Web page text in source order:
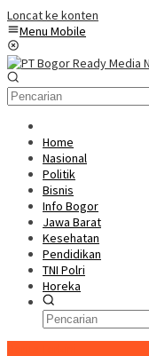
Loncat ke konten
Menu Mobile
Home
Nasional
Politik
Bisnis
Info Bogor
Jawa Barat
Kesehatan
Pendidikan
TNI Polri
Horeka